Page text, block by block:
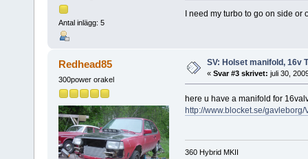
Antal inlägg: 5
I need my turbo to go on side or
Redhead85
300power orakel
SV: Holset manifold, 16v
« Svar #3 skrivet: juli 30,
here u have a manifold for
http://www.blocket.se/
360 Hybrid MKII